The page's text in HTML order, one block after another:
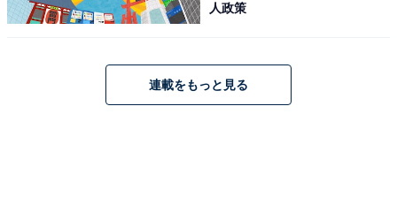
人政策
連載をもっと見る